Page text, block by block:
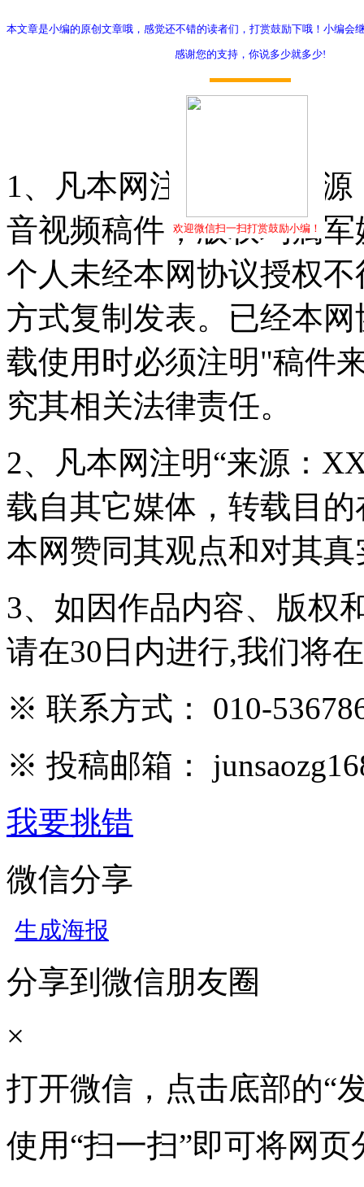
本文章是小编的原创文章哦，感觉还不错的读者们，打赏鼓励下哦！小编会
感谢您的支持，你说多少就多少!
欢迎微信扫一扫打赏鼓励小编！
1、凡本网注明"稿件来
音视频稿件，版权均属
个人未经本网协议授权
方式复制发表。已经本
载使用时必须注明"稿件
究其相关法律责任。
2、凡本网注明“来源：
载自其它媒体，转载目
本网赞同其观点和对其
3、如因作品内容、版权
请在30日内进行,我们将
※ 联系方式： 010-
※ 投稿邮箱：
我要挑错
微信分享
生成海报
分享到微信朋友圈
×
打开微信，点击底部的“
使用“扫一扫”即可将网